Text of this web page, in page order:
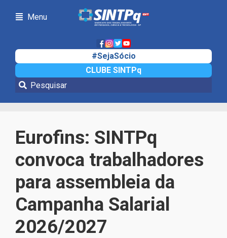
Menu
#SejaSócio
CLUBE SINTPq
Notícias
Eurofins: SINTPq
convoca trabalhadores
para assembleia da
Campanha Salarial
2026/2027